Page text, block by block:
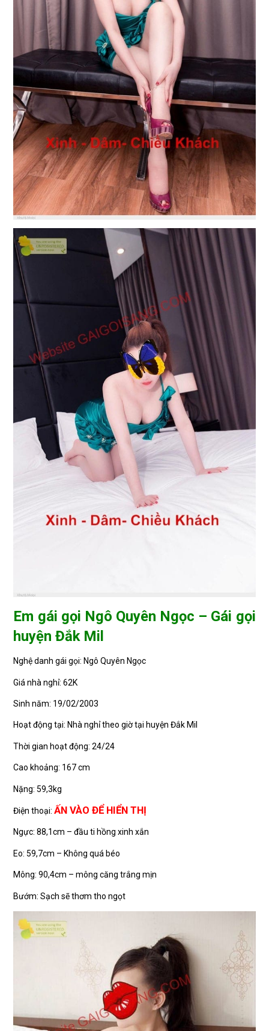
Em gái gọi Ngô Quyên Ngọc – Gái gọi
huyện Đắk Mil
Nghệ danh gái gọi: Ngô Quyên Ngọc
Giá nhà nghỉ: 62K
Sinh năm: 19/02/2003
Hoạt động tại: Nhà nghỉ theo giờ tại huyện Đắk Mil
Thời gian hoạt động: 24/24
Cao khoảng: 167 cm
Nặng: 59,3kg
Điện thoại:ẤN VÀO ĐỂ HIỂN THỊ
Ngực: 88,1cm – đầu ti hồng xinh xắn
Eo: 59,7cm – Không quá béo
Mông: 90,4cm – mông căng trắng mịn
Bướm: Sạch sẽ thơm tho ngọt